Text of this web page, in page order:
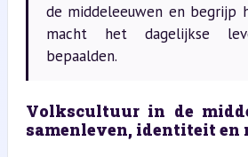
de middeleeuwen en begrijp
macht het dagelijkse
bepaalden.
Volkscultuur in de
samenleven, identiteit en